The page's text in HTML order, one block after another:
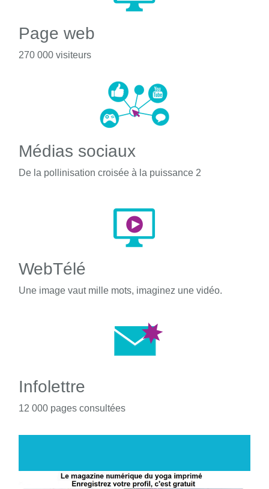
Page web
270 000 visiteurs
Médias sociaux
De la pollinisation croisée à la puissance 2
WebTélé
Une image vaut mille mots, imaginez une vidéo.
Infolettre
12 000 pages consultées